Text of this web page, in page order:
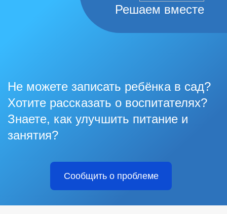
Решаем вместе
Не можете записать ребёнка в сад?
Хотите рассказать о воспитателях?
Знаете, как улучшить питание и
занятия?
Сообщить о проблеме